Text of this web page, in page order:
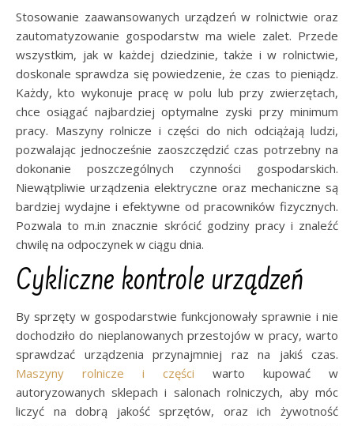
Stosowanie zaawansowanych urządzeń w rolnictwie oraz
zautomatyzowanie gospodarstw ma wiele zalet. Przede
wszystkim, jak w każdej dziedzinie, także i w rolnictwie,
doskonale sprawdza się powiedzenie, że czas to pieniądz.
Każdy, kto wykonuje pracę w polu lub przy zwierzętach,
chce osiągać najbardziej optymalne zyski przy minimum
pracy. Maszyny rolnicze i części do nich odciążają ludzi,
pozwalając jednocześnie zaoszczędzić czas potrzebny na
dokonanie poszczególnych czynności gospodarskich.
Niewątpliwie urządzenia elektryczne oraz mechaniczne są
bardziej wydajne i efektywne od pracowników fizycznych.
Pozwala to m.in znacznie skrócić godziny pracy i znaleźć
chwilę na odpoczynek w ciągu dnia.
Cykliczne kontrole urządzeń
By sprzęty w gospodarstwie funkcjonowały sprawnie i nie
dochodziło do nieplanowanych przestojów w pracy, warto
sprawdzać urządzenia przynajmniej raz na jakiś czas.
Maszyny rolnicze i części warto kupować w
autoryzowanych sklepach i salonach rolniczych, aby móc
liczyć na dobrą jakość sprzętów, oraz ich żywotność